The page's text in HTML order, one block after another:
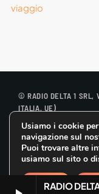
RADIO
viaggio
© RADIO DELTA 1 SRL,
ITALIA, UE)
CONTATTACI
COOKIE POLICY
PRIVACY POLICY
GDPR DIRITTO
Usiamo i cookie
navigazione sul
Puoi trovare altre
usiamo sul sito o
Accetta